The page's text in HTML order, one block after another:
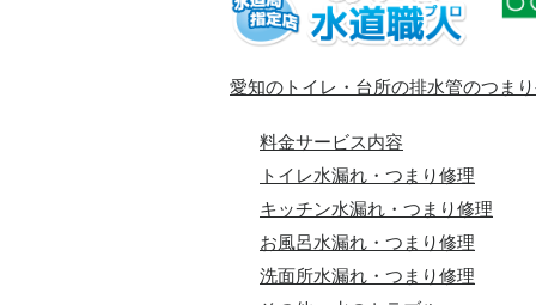
愛知のトイレ・台所の排水管のつま
料金サービス内容
トイレ水漏れ・つまり修理
キッチン水漏れ・つまり修理
お風呂水漏れ・つまり修理
洗面所水漏れ・つまり修理